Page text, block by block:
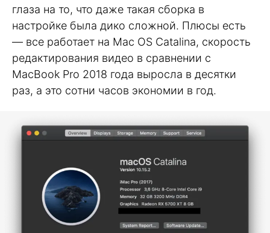
глаза на то, что даже такая сборка в
настройке была дико сложной. Плюсы есть
— все работает на Mac OS Catalina, скорость
редактирования видео в сравнении с
MacBook Pro 2018 года выросла в десятки
раз, а это сотни часов экономии в год.